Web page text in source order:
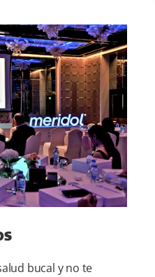
bucal y no te